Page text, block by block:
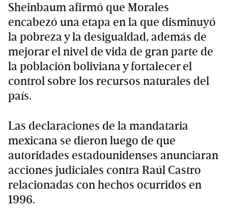
Sheinbaum afirmó que Morales
encabezó una etapa en la que disminuyó
la pobreza y la desigualdad, además de
mejorar el nivel de vida de gran parte de
la población boliviana y fortalecer el
control sobre los recursos naturales del
país.
Las declaraciones de la mandataria
mexicana se dieron luego de que
autoridades estadounidenses anunciaran
acciones judiciales contra Raúl Castro
relacionadas con hechos ocurridos en
1996.